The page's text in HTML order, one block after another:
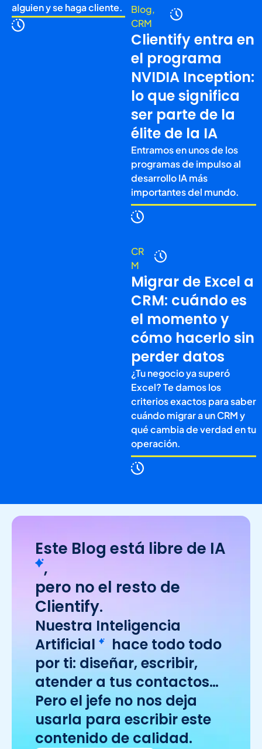
alguien y se haga cliente.
Blog,
CRM
Clientify entra en
el programa
NVIDIA Inception:
lo que significa
ser parte de la
élite de la IA
Entramos en unos de los
programas de impulso al
desarrollo IA más
importantes del mundo.
CR
M
Migrar de Excel a
CRM: cuándo es
el momento y
cómo hacerlo sin
perder datos
¿Tu negocio ya superó
Excel? Te damos los
criterios exactos para saber
cuándo migrar a un CRM y
qué cambia de verdad en tu
operación.
Este Blog está libre de IA
,
pero no el resto de
Clientify.
Nuestra Inteligencia
Artificial
hace todo todo
por ti: diseñar, escribir,
atender a tus contactos…
Pero el jefe no nos deja
usarla para escribir este
contenido de calidad.